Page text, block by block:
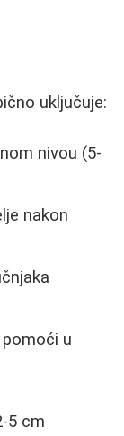
uključuje:
nivou (5-
nakon
u
5 cm